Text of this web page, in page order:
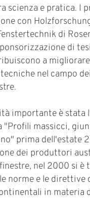
scienza e pratica. I
con
di
di
a migliorare
nel campo
importante è stata
"Profili massicci,
prima dell'estate
dei produttori
nel 2000 si è
norme e le direttive
in materia